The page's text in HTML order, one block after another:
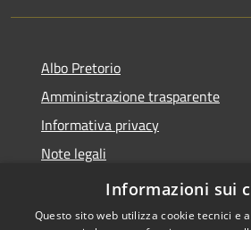
Albo Pretorio
Amministrazione trasparente
Informativa privacy
Note legali
Dichiarazione di accessibilità
Informazioni sui
Questo sito web utilizza cookie tecnici e